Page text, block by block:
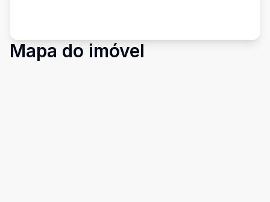
Mapa do imóvel